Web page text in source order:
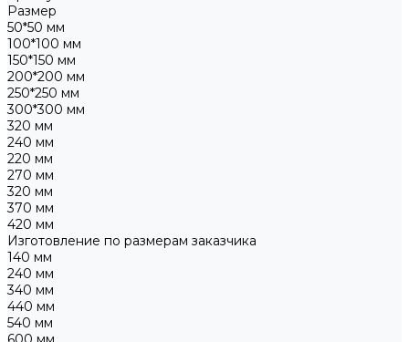
Размер
50*50 мм
100*100 мм
150*150 мм
200*200 мм
250*250 мм
300*300 мм
320 мм
240 мм
220 мм
270 мм
320 мм
370 мм
420 мм
Изготовление по размерам заказчика
140 мм
240 мм
340 мм
440 мм
540 мм